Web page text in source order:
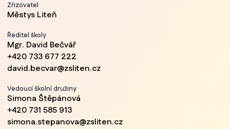
Zřizovatel
Městys Liteň
Ředitel školy
Mgr. David Bečvář
+420 733 677 222
david.becvar@zsliten.cz
Vedoucí školní družiny
Simona Štěpánová
+420 731 585 913
simona.stepanova@zsliten.cz